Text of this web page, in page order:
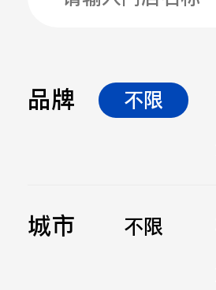
品牌 不限
城市 不限